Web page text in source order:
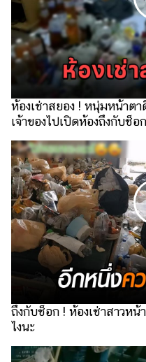
ช้อป
ปิ้ง
รถยนต์
บ้าน
และ
ตกแต่ง
มือ
ถือ
ราคา
ทอง
ราคา
น้ำมัน
วา
ไร
ตี้
ห้องเช่าสยอง ! หนุ่มหน้าต
เจ้าของไปเปิดห้องถึงกับช็อก
ถึงกับช็อก ! ห้องเช่าสาวหน้
ไงนะ